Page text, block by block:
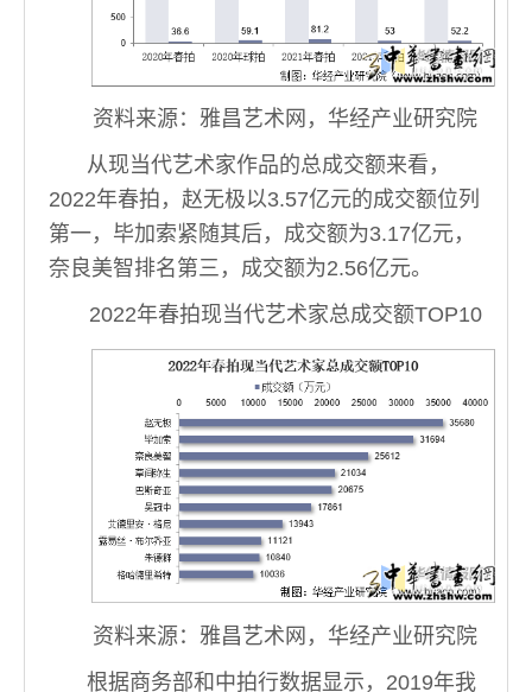
资料来源：雅昌艺术网，华经产业研究院
从现当代艺术家作品的总成交额来看，
2022年春拍，赵无极以3.57亿元的成交额位列
第一，毕加索紧随其后，成交额为3.17亿元，
奈良美智排名第三，成交额为2.56亿元。
2022年春拍现当代艺术家总成交额TOP10
资料来源：雅昌艺术网，华经产业研究院
根据商务部和中拍行数据显示，2019年我